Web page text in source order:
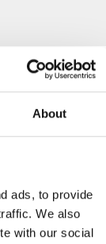
About
ads, to provide
We also
with our social